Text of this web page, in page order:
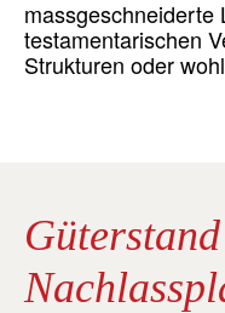
massgeschneiderte
testamentarischen
Strukturen oder